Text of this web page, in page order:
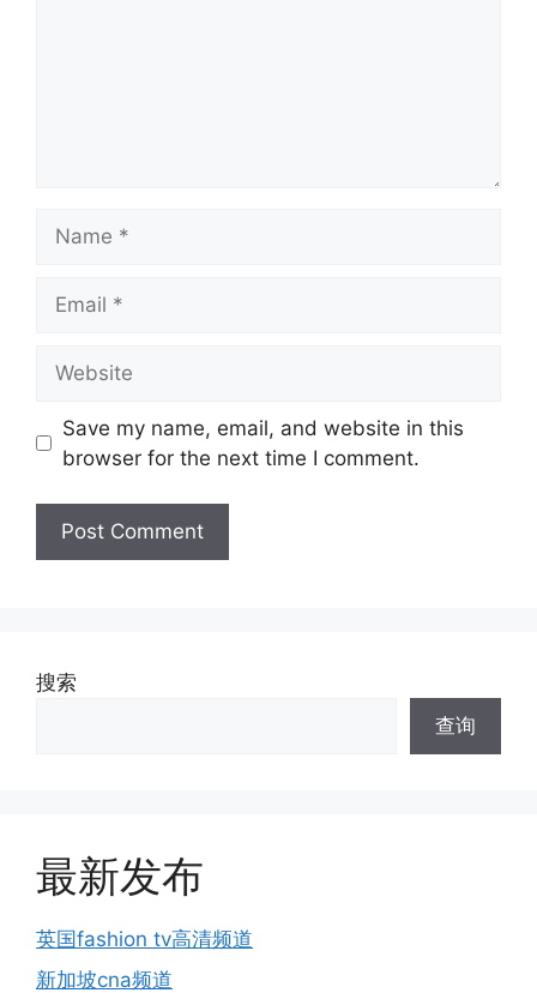
Save my name, email, and website in this
browser for the next time I comment.
搜索
查询
最新发布
英国fashion tv高清频道
新加坡cna频道